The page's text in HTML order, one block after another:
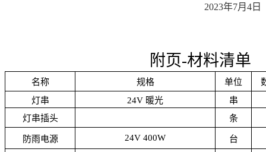
2023年7月 4 日
附页-材料清单
名称 规格 单位
灯串
24V 暖光
串
灯串插头
条
防雨电源 24V 400W 台